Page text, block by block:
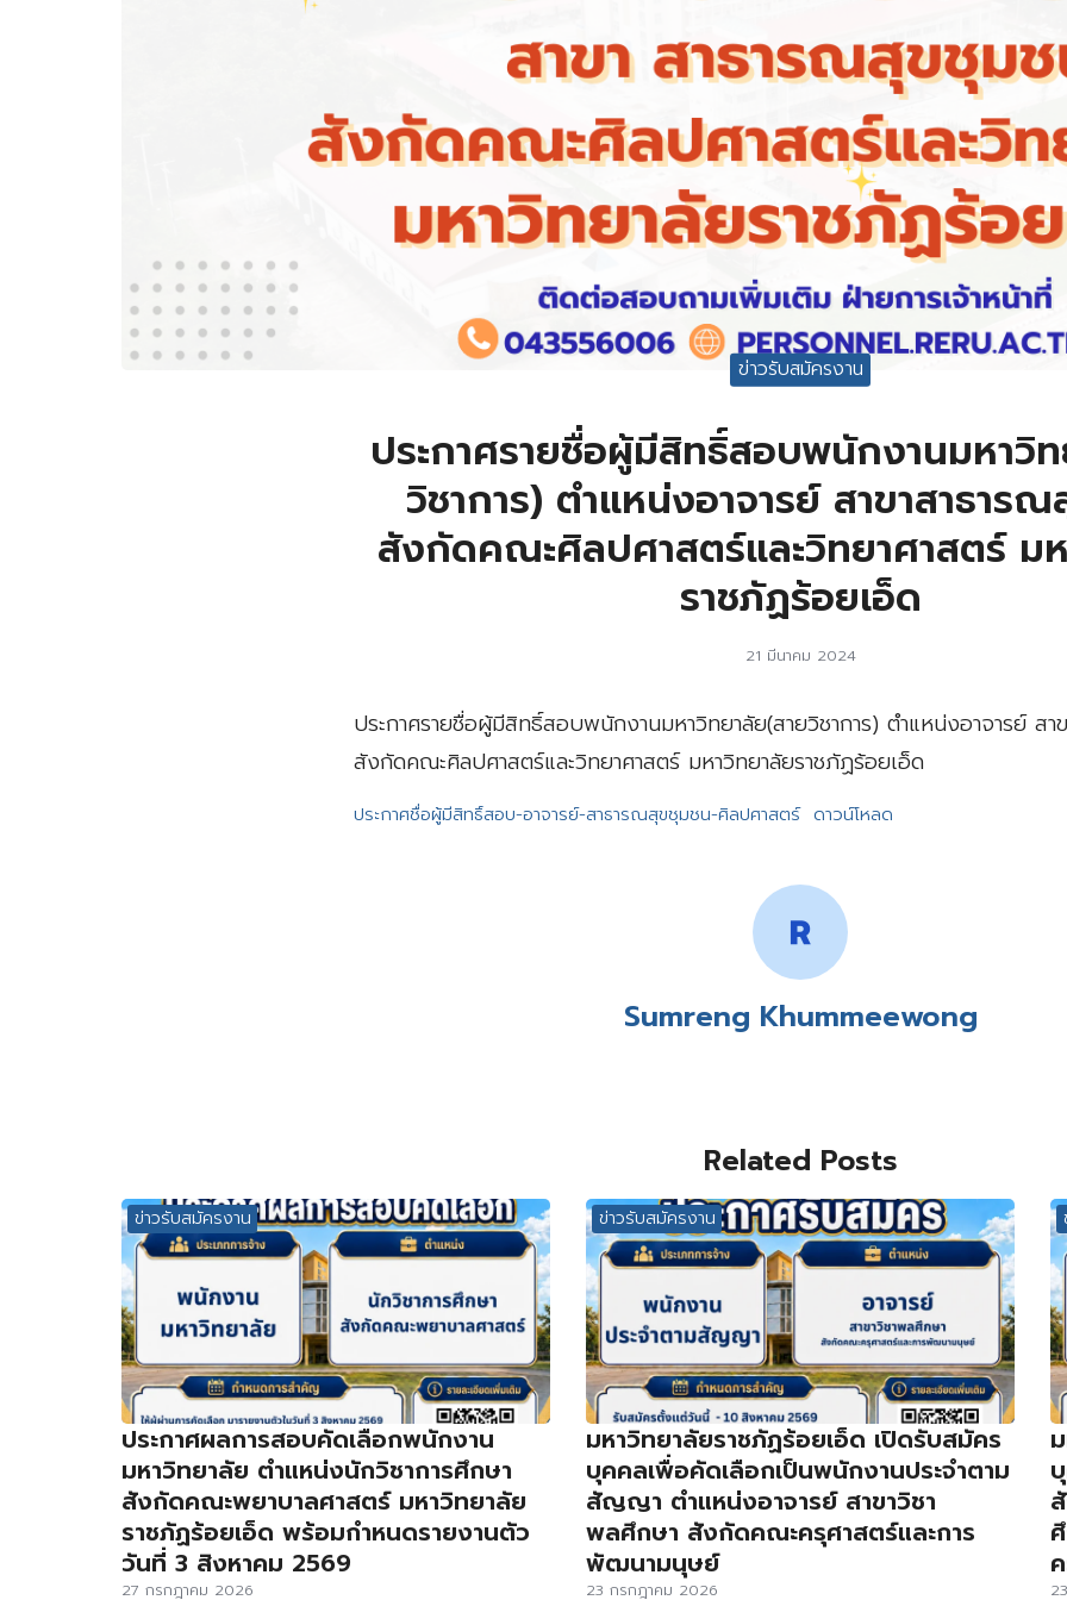
ข่าวรับสมัครงาน
ประกาศรายชื่อผู้มีสิทธิ์สอบพนักงานมหาวิ
วิชาการ) ตำแหน่งอาจารย์ สาขาสาธาร
สังกัดคณะศิลปศาสตร์และวิทยาศาสตร์ ม
ราชภัฏร้อยเอ็ด
21 มีนาคม 2024
ประกาศรายชื่อผู้มีสิทธิ์สอบพนักงานมหาวิทยาลัย(สายวิชาการ) ตำแหน่งอาจารย์ สา
สังกัดคณะศิลปศาสตร์และวิทยาศาสตร์ มหาวิทยาลัยราชภัฏร้อยเอ็ด
ประกาศชื่อผู้มีสิทธิ์สอบ-อาจารย์-สาธารณสุขชุมชน-ศิลปศาสตร์ ดาวน์โหลด
Sumreng Khummeewong
Related Posts
ข่าวรับสมัครงาน
ประกาศผลการสอบคัดเลือกพนักงาน
มหาวิทยาลัย ตำแหน่งนักวิชาการศึกษา
สังกัดคณะพยาบาลศาสตร์ มหาวิทยาลัย
ราชภัฏร้อยเอ็ด พร้อมกำหนดรายงานตัว
วันที่ 3 สิงหาคม 2569
27 กรกฎาคม 2026
ข่าวรับสมัครงาน
มหาวิทยาลัยราชภัฏร้อยเอ็ด เปิดรับสมัคร
บุคคลเพื่อคัดเลือกเป็นพนักงานประจำตาม
สัญญา ตำแหน่งอาจารย์ สาขาวิชา
พลศึกษา สังกัดคณะครุศาสตร์และการ
พัฒนามนุษย์
23 กรกฎาคม 2026